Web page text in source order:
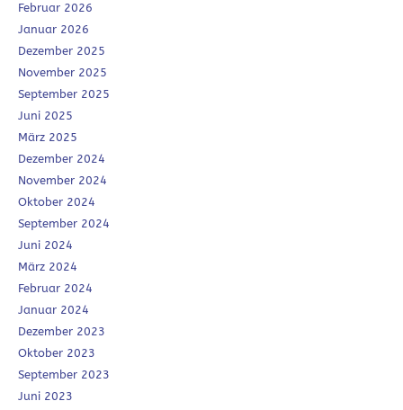
Februar 2026
Januar 2026
Dezember 2025
November 2025
September 2025
Juni 2025
März 2025
Dezember 2024
November 2024
Oktober 2024
September 2024
Juni 2024
März 2024
Februar 2024
Januar 2024
Dezember 2023
Oktober 2023
September 2023
Juni 2023